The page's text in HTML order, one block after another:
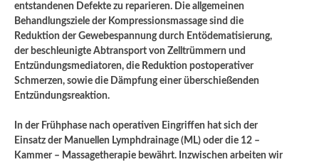
entstandenen Defekte zu reparieren. Die allgemeinen
Behandlungsziele der Kompressionsmassage sind die
Reduktion der Gewebespannung durch Entödematisierung,
der beschleunigte Abtransport von Zelltrümmern und
Entzündungsmediatoren, die Reduktion postoperativer
Schmerzen, sowie die Dämpfung einer überschießenden
Entzündungsreaktion.
In der Frühphase nach operativen Eingriffen hat sich der
Einsatz der Manuellen Lymphdrainage (ML) oder die 12 –
Kammer – Massagetherapie bewährt. Inzwischen arbeiten wir